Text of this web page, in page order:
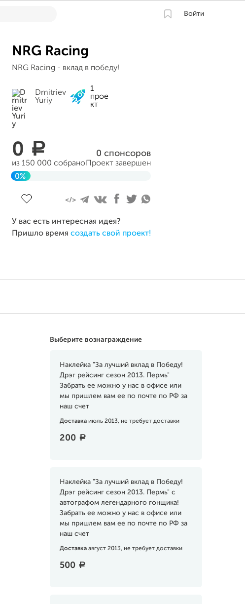
Войти
NRG Racing
NRG Racing - вклад в победу!
Dmitriev
Yuriy
1
прое
кт
0 a
из 150 000 собрано
0 спонсоров
Проект завершен
0%
У вас есть интересная идея?
Пришло время создать свой проект!
Выберите вознаграждение
Наклейка "За лучший вклад в Победу!
Дрэг рейсинг сезон 2013. Пермь"
Забрать ее можно у нас в офисе или
мы пришлем вам ее по почте по РФ за
наш счет
Доставка июль 2013, не требует доставки
200 a
Наклейка "За лучший вклад в Победу!
Дрэг рейсинг сезон 2013. Пермь" с
автографом легендарного гонщика!
Забрать ее можно у нас в офисе или
мы пришлем вам ее по почте по РФ за
наш счет
Доставка август 2013, не требует доставки
500 a